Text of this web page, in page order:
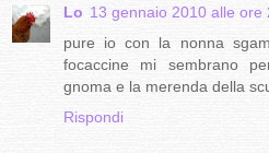
Lo 13 gennaio 2010 alle ore
pure io con la nonna
focaccine mi sembrano
gnoma e la merenda della
Rispondi